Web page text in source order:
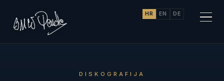
HR EN DE
DISKOGRAFIJA